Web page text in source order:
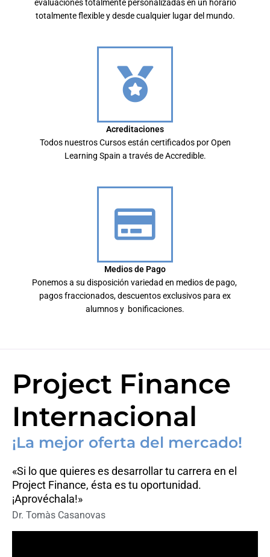
evaluaciones totalmente personalizadas en un horario
totalmente flexible y desde cualquier lugar del mundo.
Acreditaciones
Todos nuestros Cursos están certificados por Open
Learning Spain a través de Accredible.
Medios de Pago
Ponemos a su disposición variedad en medios de pago,
pagos fraccionados, descuentos exclusivos para ex
alumnos y bonificaciones.
Project Finance
Internacional
¡La mejor oferta del mercado!
«Si lo que quieres es desarrollar tu carrera en el
Project Finance, ésta es tu oportunidad.
¡Aprovéchala!»
Dr. Tomàs Casanovas